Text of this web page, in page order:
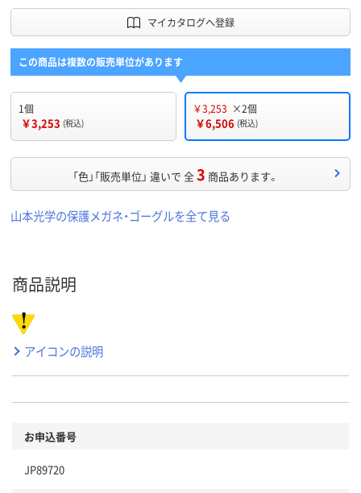
マイカタログへ登録
この商品は複数の販売単位があります
1個
￥3,253 (税込)
￥3,253 ×2個
￥6,506 (税込)
「色」「販売単位」 違いで 全3 商品あります。
山本光学の保護メガネ・ゴーグルを全て見る
商品説明
アイコンの説明
お申込番号
JP89720